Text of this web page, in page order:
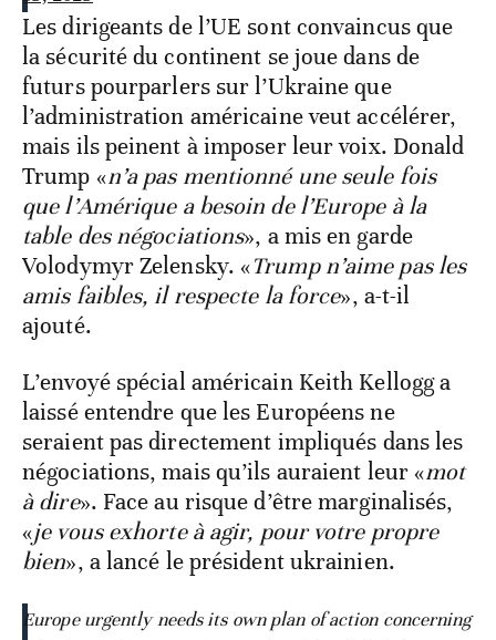
Les dirigeants de l’UE sont convaincus que
la sécurité du continent se joue dans de
futurs pourparlers sur l’Ukraine que
l’administration américaine veut accélérer,
mais ils peinent à imposer leur voix. Donald
Trump «n’a pas mentionné une seule fois
que l’Amérique a besoin de l’Europe à la
table des négociations», a mis en garde
Volodymyr Zelensky. «Trump n’aime pas les
amis faibles, il respecte la force», a-t-il
ajouté.
L’envoyé spécial américain Keith Kellogg a
laissé entendre que les Européens ne
seraient pas directement impliqués dans les
négociations, mais qu’ils auraient leur «mot
à dire». Face au risque d’être marginalisés,
«je vous exhorte à agir, pour votre propre
bien», a lancé le président ukrainien.
Europe urgently needs its own plan of action concerning